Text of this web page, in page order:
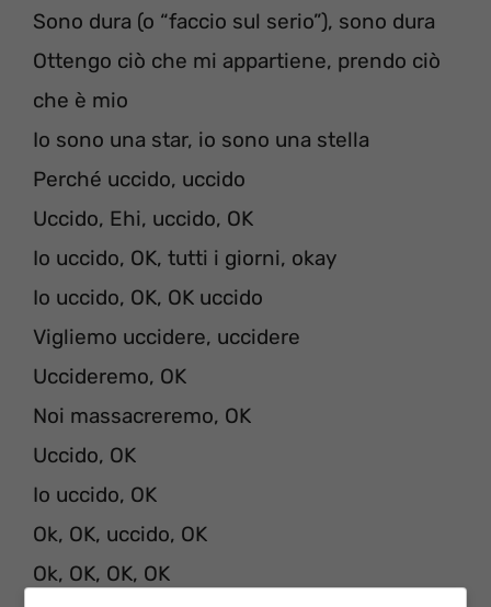
Sono dura (o “faccio sul serio”), sono dura
Ottengo ciò che mi appartiene, prendo ciò
che è mio
Io sono una star, io sono una stella
Perché uccido, uccido
Uccido, Ehi, uccido, OK
Io uccido, OK, tutti i giorni, okay
Io uccido, OK, OK uccido
Vigliemo uccidere, uccidere
Uccideremo, OK
Noi massacreremo, OK
Uccido, OK
Io uccido, OK
Ok, OK, uccido, OK
Ok, OK, OK, OK